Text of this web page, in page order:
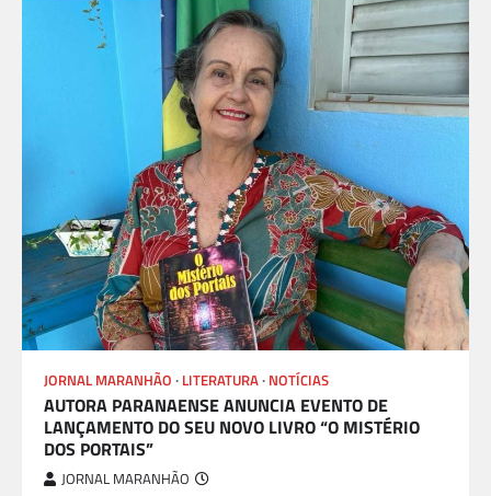
JORNAL MARANHÃO LITERATURA NOTÍCIAS
AUTORA PARANAENSE ANUNCIA EVENTO DE
LANÇAMENTO DO SEU NOVO LIVRO “O MISTÉRIO
DOS PORTAIS”
JORNAL MARANHÃO